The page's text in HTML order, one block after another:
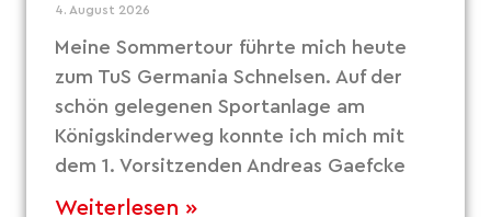
4. August 2026
Meine Sommertour führte mich heute
zum TuS Germania Schnelsen. Auf der
schön gelegenen Sportanlage am
Königskinderweg konnte ich mich mit
dem 1. Vorsitzenden Andreas Gaefcke
Weiterlesen »